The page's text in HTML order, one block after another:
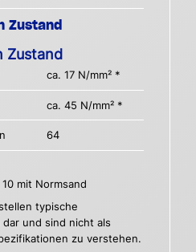
Zustand
Zustand
ca. 17 N/mm² *
ca. 45 N/mm² *
64
mit Normsand
typische
und sind nicht als
zu verstehen.